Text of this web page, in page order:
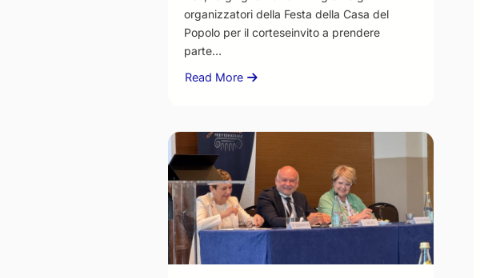
organizzatori della Festa della Casa del
Popolo per il corteseinvito a prendere
parte…
Read More
about
Livio
Negro
risponde
all’invito
della
Casa
del
Popolo:
“disponibilità